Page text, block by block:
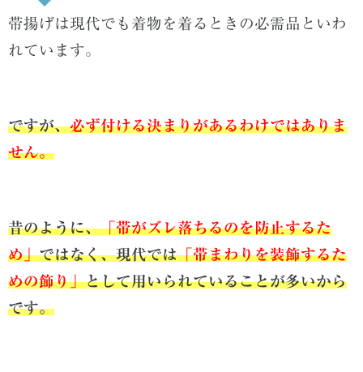
帯揚げは現代でも着物を着るときの必需品といわ
れています。
ですが、必ず付ける決まりがあるわけではありま
せん。
昔のように、「帯がズレ落ちるのを防止するた
め」ではなく、現代では「帯まわりを装飾するた
めの飾り」として用いられていることが多いから
です。